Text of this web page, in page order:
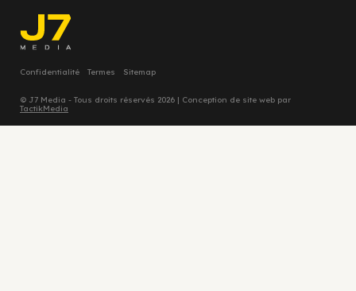
Confidentialité Termes Sitemap
© J7 Media - Tous droits réservés 2026 | Conception de site web par
TactikMedia